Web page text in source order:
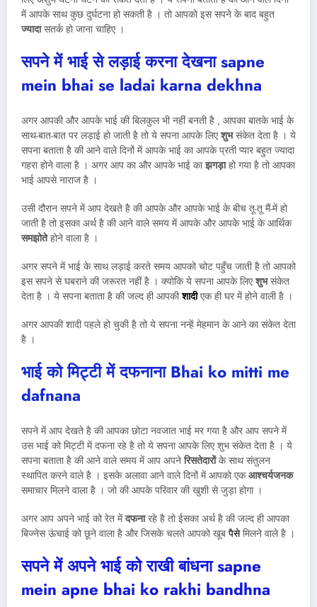
में आपके साथ कुछ दुर्घटना हो सकती है । तो आपको इस सपने के बाद बहुत
ज्यादासतर्क हो जाना चाहिए ।
सपने में भाई से लड़ाई करना देखना sapne
mein bhai se ladai karna dekhna
अगर आपकी और आपके भाई की बिलकुल भी नहीं बनती है , आपका बातके भाई के
साथ-बात-बात पर लड़ाई हो जाती है तो ये सपना आपके लिएशुभसंकेत देता है । ये
सपना बताता है की आने वाले दिनों में आपके भाई का आपके प्रती प्यार बहुत ज्यादा
गहरा होने वाला है । अगर आप का और आपके भाई काझगड़ाहो गया है तो आपका
भाई आपसे नाराज है ।
उसी दौरान सपने में आप देखते है की आपके और आपके भाई के बीच तू-तू मैं-में हो
जाती है तो इसका अर्थ है की आने वाले समय में आपके और आपके भाई के आर्थिक
समझोतेहोने वाला है ।
अगर सपने में भाई के साथ लड़ाई करते समय आपको चोट पहुँच जाती है तो आपको
इस सपने से घबराने की जरूरत नहीं है । क्योकि ये सपना आपके लिएशुभसंकेत
देता है । ये सपना बताता है की जल्द ही आपकीशादीएक ही घर में होने वाली है ।
अगर आपकी शादी पहले हो चुकी है तो ये सपना नन्हें मेहमान के आने का संकेत देता
है ।
भाई को मिट्टी में दफनानाBhai ko mitti me
dafnana
सपने में आप देखते है की आपका छोटा नवजात भाई मर गया है और आप सपने में
उस भाई को मिट्टी में दफना रहे है तो ये सपना आपके लिए शुभ संकेत देता है । ये
सपना बताता है की आने वाले समय में आप अपनेरिसतेदारोंके साथ संतुलन
स्थापित करने वाले है । इसके अलावा आने वाले दिनों में आपको एकआश्चर्यजनक
समाचार मिलने वाला है । जो की आपके परिवार की खुशी से जुड़ा होगा ।
अगर आप अपने भाई को रेत मेंदफनारहे है तो ईसका अर्थ है की जल्द ही आपका
बिज्नेस ऊंचाई को छूने वाला है और जिसके चलते आपको खूब पैसेमिलने वाले है ।
सपने में अपने भाई को राखी बांधना sapne
mein apne bhai ko rakhi bandhna